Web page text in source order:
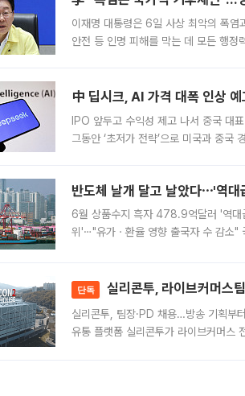
이재명 대통령은 6일 사상 최악의 폭염
안전 등 인명 피해를 막는 데 모든 행정
中 딥시크, AI 가격 대폭 인상
IPO 앞두고 수익성 제고 나서 중국 대
그동안 ‘초저가 전략’으로 미국과 중국
반도체 날개 달고 날았다⋯'역
6월 상품수지 흑자 478.9억달러 '역
위'⋯"유가ㆍ환율 영향 출국자 수 감소"
단독 실리콘투, 라이브커머스
실리콘투, 팀장·PD 채용…방송 기획부
유통 플랫폼 실리콘투가 라이브커머스